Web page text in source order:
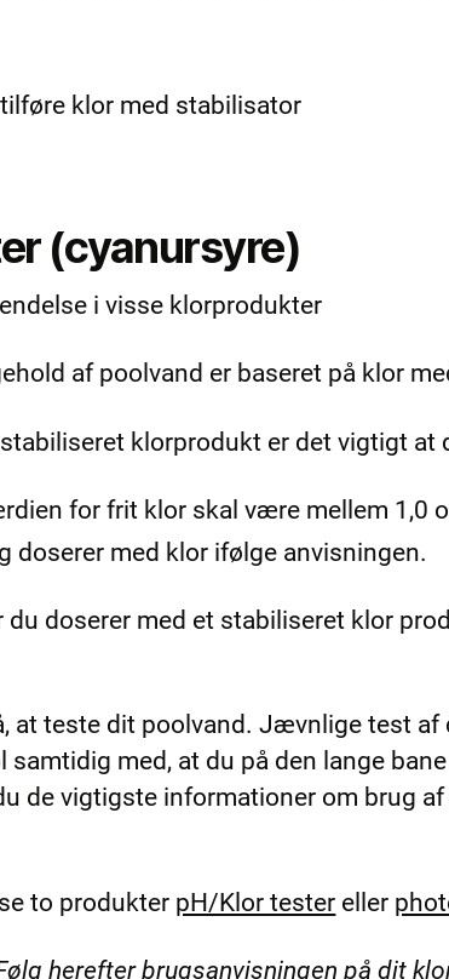
klor med stabilisator
(cyanursyre)
i visse klorprodukter
af poolvand er baseret på klor
klorprodukt er det vigtigt at
for frit klor skal være mellem 1,0
doserer med klor ifølge anvisningen.
doserer med et stabiliseret klor
at teste dit poolvand. Jævnlige test af
med, at du på den lange
de vigtigste informationer om brug
to produkter pH/Klor tester eller
herefter brugsanvisningen på dit